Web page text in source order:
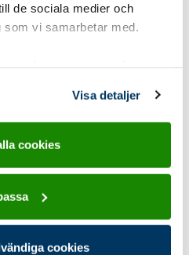
de sociala medier och
vi samarbetar med.
deras tjänster.
Visa detaljer
cookies
cookies
Ledare